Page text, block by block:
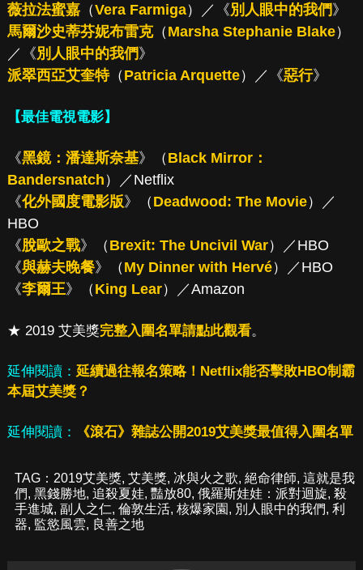
薇拉法蜜嘉（Vera Farmiga）／《別人眼中的我們 》
馬爾沙史蒂芬妮布雷克（ Marsha Stephanie Blake）
／《別人眼中的我們 》
派翠西亞艾奎特（ Patricia Arquette）／《惡行》
【最佳電視電影】
《黑鏡：潘達斯奈基》（ Black Mirror：
Bandersnatch ）／Netflix
《化外國度電影版》（ Deadwood: The Movie）／
HBO
《脫歐之戰》（ Brexit: The Uncivil War）／HBO
《與赫夫晚餐》（ My Dinner with Hervé）／HBO
《李爾王》（ King Lear）／Amazon
★ 2019 艾美獎完整入圍名單請點此觀看。
延伸閱讀： 延續過往報名策略！Netflix能否擊敗HBO制霸
本屆艾美獎？
延伸閱讀： 《滾石》雜誌公開2019艾美獎最值得入圍名單
TAG： 2019艾美獎, 艾美獎, 冰與火之歌, 絕命律師, 這就是我
們, 黑錢勝地, 追殺夏娃, 豔放80, 俄羅斯娃娃：派對迴旋, 殺
手進城, 副人之仁, 倫敦生活, 核爆家園 , 別人眼中的我們, 利
器, 監慾風雲, 良善之地